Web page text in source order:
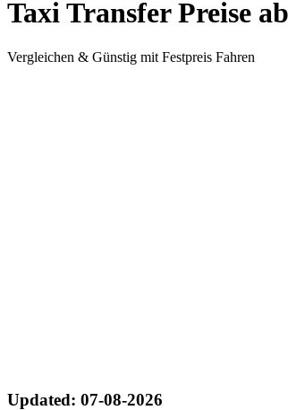
Taxi Transfer Preise
Vergleichen & Günstig mit Festpreis Fahren
Updated: 07-08-2026